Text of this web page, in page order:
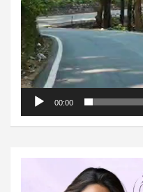
00:00